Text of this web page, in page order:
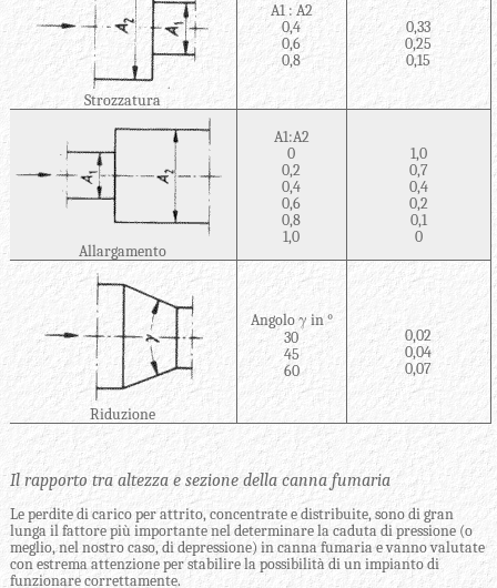
Strozzatura
A1 : A2
0,4
0,6
0,8
0,33
0,25
0,15
Allargamento
A1 :A2
0
0,2
0,4
0,6
0,8
1,0
1,0
0,7
0,4
0,2
0,1
0
Riduzione
Angolo γ in °
30
45
60
0,02
0,04
0,07
Il rapporto tra altezza e sezione della canna fumaria
Le perdite di carico per attrito, concentrate e distribuite, sono di gran
lunga il fattore più importante nel determinare la caduta di pressione (o
meglio, nel nostro caso, di depressione) in canna fumaria e vanno valutate
con estrema attenzione per stabilire la possibilità di un impianto di
funzionare correttamente.